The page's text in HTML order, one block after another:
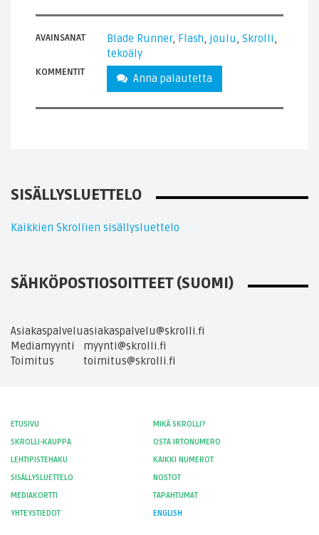
AVAINSANAT Blade Runner, Flash, joulu, Skrolli,
tekoäly
KOMMENTIT Anna palautetta
SISÄLLYSLUETTELO
Kaikkien Skrollien sisällysluettelo
SÄHKÖPOSTIOSOITTEET (SUOMI)
Asiakaspalveluasiakaspalvelu@skrolli.fi
Mediamyynti
myynti@skrolli.fi
Toimitus
toimitus@skrolli.fi
ETUSIVU
MIKÄ SKROLLI?
SKROLLI-KAUPPA
OSTA IRTONUMERO
LEHTIPISTEHAKU
KAIKKI NUMEROT
SISÄLLYSLUETTELO
NOSTOT
MEDIAKORTTI
TAPAHTUMAT
YHTEYSTIEDOT
ENGLISH